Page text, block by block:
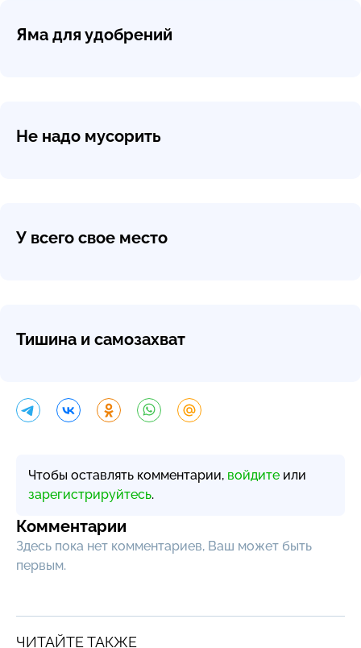
Яма для удобрений
Не надо мусорить
У всего свое место
Тишина и самозахват
Чтобы оставлять комментарии, войдите или
зарегистрируйтесь.
Комментарии
Здесь пока нет комментариев, Ваш может быть
первым.
ЧИТАЙТЕ ТАКЖЕ